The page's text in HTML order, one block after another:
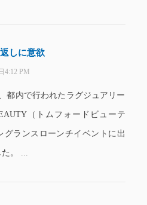
しに意欲
4:12 PM
都内で行われたラグジュアリー
（トムフォードビューテ
グランスローンチイベントに出
。 ...